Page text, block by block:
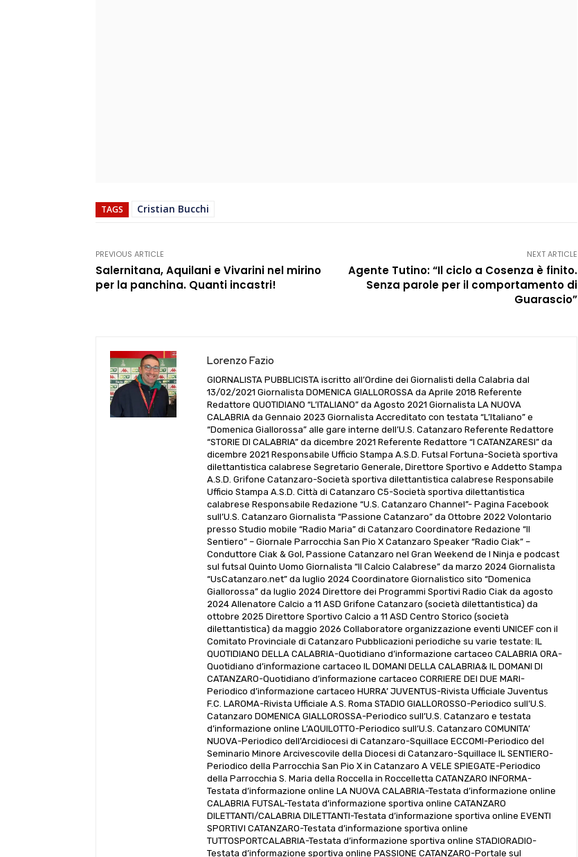
TAGS Cristian Bucchi
PREVIOUS ARTICLE
Salernitana, Aquilani e Vivarini nel mirino
per la panchina. Quanti incastri!
NEXT ARTICLE
Agente Tutino: “Il ciclo a Cosenza è finito.
Senza parole per il comportamento di
Guarascio”
Lorenzo Fazio
GIORNALISTA PUBBLICISTA iscritto all’Ordine dei Giornalisti della Calabria dal
13/02/2021 Giornalista DOMENICA GIALLOROSSA da Aprile 2018 Referente
Redattore QUOTIDIANO “L’ITALIANO” da Agosto 2021 Giornalista LA NUOVA
CALABRIA da Gennaio 2023 Giornalista Accreditato con testata “L’Italiano” e
“Domenica Giallorossa” alle gare interne dell’U.S. Catanzaro Referente Redattore
“STORIE DI CALABRIA” da dicembre 2021 Referente Redattore “I CATANZARESI” da
dicembre 2021 Responsabile Ufficio Stampa A.S.D. Futsal Fortuna-Società sportiva
dilettantistica calabrese Segretario Generale, Direttore Sportivo e Addetto Stampa
A.S.D. Grifone Catanzaro-Società sportiva dilettantistica calabrese Responsabile
Ufficio Stampa A.S.D. Città di Catanzaro C5-Società sportiva dilettantistica
calabrese Responsabile Redazione “U.S. Catanzaro Channel”- Pagina Facebook
sull’U.S. Catanzaro Giornalista “Passione Catanzaro” da Ottobre 2022 Volontario
presso Studio mobile “Radio Maria” di Catanzaro Coordinatore Redazione “Il
Sentiero” – Giornale Parrocchia San Pio X Catanzaro Speaker “Radio Ciak” –
Conduttore Ciak & Gol, Passione Catanzaro nel Gran Weekend de I Ninja e podcast
sul futsal Quinto Uomo Giornalista “Il Calcio Calabrese” da marzo 2024 Giornalista
“UsCatanzaro.net” da luglio 2024 Coordinatore Giornalistico sito “Domenica
Giallorossa” da luglio 2024 Direttore dei Programmi Sportivi Radio Ciak da agosto
2024 Allenatore Calcio a 11 ASD Grifone Catanzaro (società dilettantistica) da
ottobre 2025 Direttore Sportivo Calcio a 11 ASD Centro Storico (società
dilettantistica) da maggio 2026 Collaboratore organizzazione eventi UNICEF con il
Comitato Provinciale di Catanzaro Pubblicazioni periodiche su varie testate: IL
QUOTIDIANO DELLA CALABRIA-Quotidiano d’informazione cartaceo CALABRIA ORA-
Quotidiano d’informazione cartaceo IL DOMANI DELLA CALABRIA& IL DOMANI DI
CATANZARO-Quotidiano d’informazione cartaceo CORRIERE DEI DUE MARI-
Periodico d’informazione cartaceo HURRA’ JUVENTUS-Rivista Ufficiale Juventus
F.C. LAROMA-Rivista Ufficiale A.S. Roma STADIO GIALLOROSSO-Periodico sull’U.S.
Catanzaro DOMENICA GIALLOROSSA-Periodico sull’U.S. Catanzaro e testata
d’informazione online L’AQUILOTTO-Periodico sull’U.S. Catanzaro COMUNITA’
NUOVA-Periodico dell’Arcidiocesi di Catanzaro-Squillace ECCOMI-Periodico del
Seminario Minore Arcivescovile della Diocesi di Catanzaro-Squillace IL SENTIERO-
Periodico della Parrocchia San Pio X in Catanzaro A VELE SPIEGATE-Periodico
della Parrocchia S. Maria della Roccella in Roccelletta CATANZARO INFORMA-
Testata d’informazione online LA NUOVA CALABRIA-Testata d’informazione online
CALABRIA FUTSAL-Testata d’informazione sportiva online CATANZARO
DILETTANTI/CALABRIA DILETTANTI-Testata d’informazione sportiva online EVENTI
SPORTIVI CATANZARO-Testata d’informazione sportiva online
TUTTOSPORTCALABRIA-Testata d’informazione sportiva online STADIORADIO-
Testata d’informazione sportiva online PASSIONE CATANZARO-Portale sul